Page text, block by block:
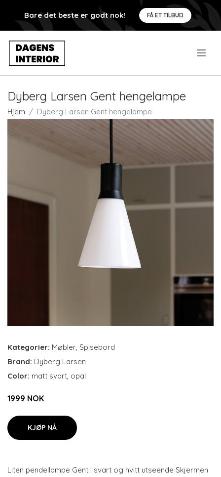
Bare det beste er godt nok! FÅ ET TILBUD
Dyberg Larsen Gent hengelampe
Hjem Dyberg Larsen Gent hengelampe
Kategorier: Møbler, Spisebord
Brand: Dyberg Larsen
Color: matt svart, opal
1999 NOK
KJØP NÅ
Liten pendellampe Gent i svart og hvitt utseende Skjermen